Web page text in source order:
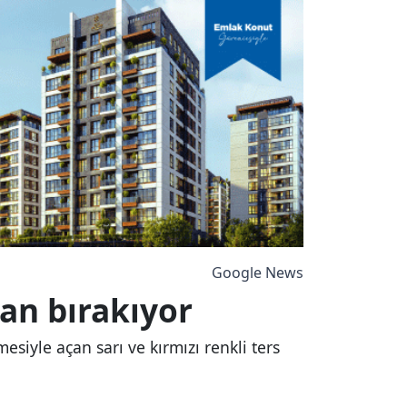
Google News
bırakıyor
açan sarı ve kırmızı renkli ters